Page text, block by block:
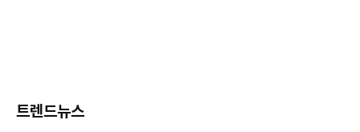
트렌드뉴스